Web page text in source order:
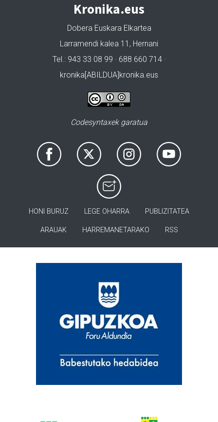
Kronika.eus
Dobera Euskara Elkartea
Larramendi kalea 11, Hernani
Tel.: 943 33 08 99 · 688 660 714 ·
kronika[ABILDUA]kronika.eus
Codesyntaxek garatua
HONI BURUZ LEGE OHARRA PUBLIZITATEA
ARAUAK HARREMANETARAKO RSS